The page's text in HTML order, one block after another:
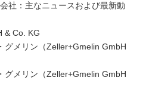
社：主なニュースおよび最新動
& Co. KG
グメリン（Zeller+Gmelin GmbH
グメリン（Zeller+Gmelin GmbH